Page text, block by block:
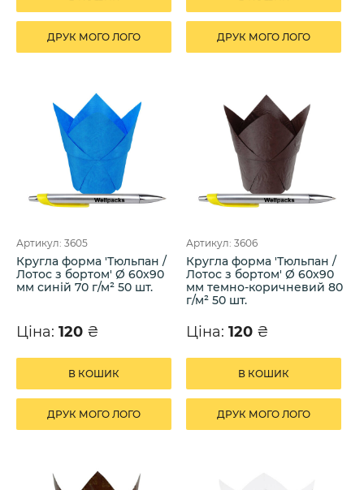
ДРУК МОГО ЛОГО ДРУК МОГО ЛОГО
Артикул: 3605
Кругла форма 'Тюльпан /
Лотос з бортом' Ø 60х90
мм синій 70 г/м² 50 шт.
Ціна: 120 ₴
В КОШИК
ДРУК МОГО ЛОГО
Артикул: 3606
Кругла форма 'Тюльпан /
Лотос з бортом' Ø 60х90
мм темно-коричневий 80
г/м² 50 шт.
Ціна: 120 ₴
В КОШИК
ДРУК МОГО ЛОГО